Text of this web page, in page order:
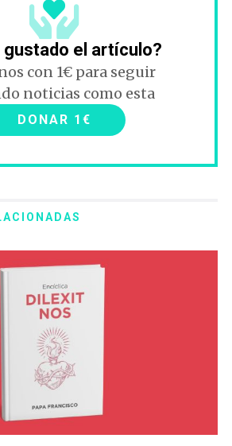
gustado el artículo?
con 1€ para seguir
noticias como esta
DONAR 1€